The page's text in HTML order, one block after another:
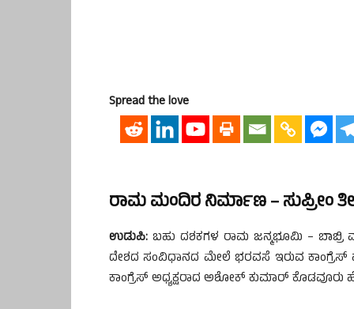
Spread the love
ರಾಮ ಮಂದಿರ ನಿರ್ಮಾಣ – ಸುಪ್ರೀಂ
ಉಡುಪಿ: ಬಹು ದಶಕಗಳ ರಾಮ ಜನ್ಮಭೂಮಿ – ಬಾಬ್ರಿ
ದೇಶದ ಸಂವಿಧಾನದ ಮೇಲೆ ಭರವಸೆ ಇರುವ ಕಾಂಗ್ರೆಸ್
ಕಾಂಗ್ರೆಸ್ ಅಧ್ಯಕ್ಷರಾದ ಅಶೋಕ್ ಕುಮಾರ್ ಕೊಡವೂರು